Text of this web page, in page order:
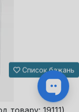
товару: 19111)
Список бажань